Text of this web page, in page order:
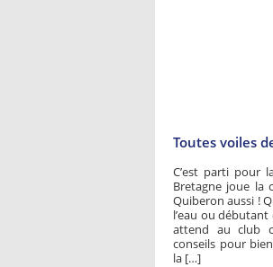
Toutes voiles
C’est parti pour
Bretagne joue la
Quiberon aussi !
l’eau ou
attend au club
conseils pour
la […]